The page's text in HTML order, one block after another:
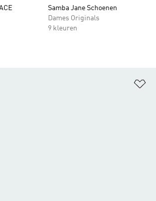
Samba Jane Schoenen
Dames Originals
9 kleuren